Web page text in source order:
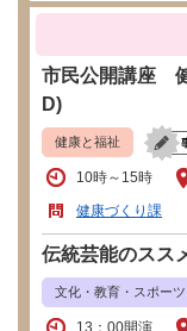
市民公開講座
D)
健康と福祉
10時～15時
健康づくり課
伝統芸能のスス
文化・教育・スポーツ
13：00開演